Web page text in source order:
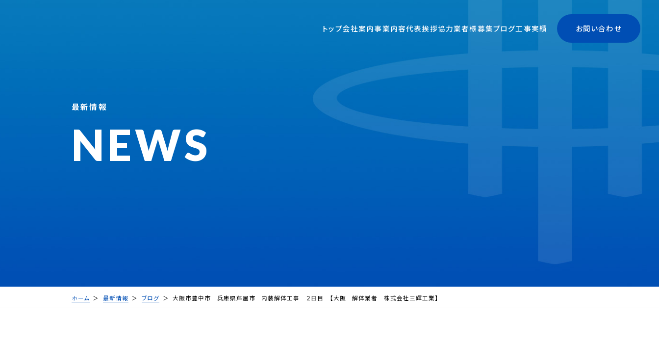
トップ会社案内事業内容代表挨拶協力業者様募集ブログ工事実績 お問い合わせ
NEWS
最新情報
ホーム 最新情報 ブログ 大阪市豊中市 兵庫県芦屋市 内装解体工事 ２日目 【大阪 解体業者 株式会社三輝工業】